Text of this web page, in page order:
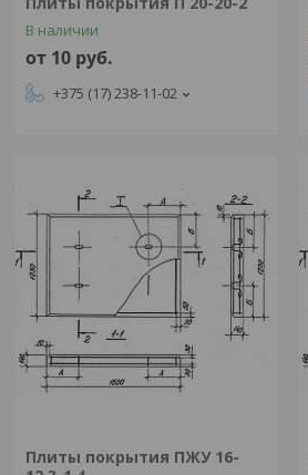
В наличии
от 10 руб.
+375 (17) 238-11-02
Плиты покрытия ПЖУ 16-